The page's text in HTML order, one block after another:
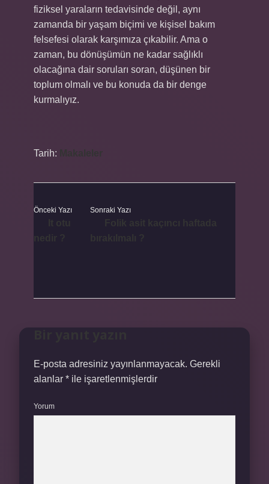
fiziksel yaraların tedavisinde değil, aynı
zamanda bir yaşam biçimi ve kişisel bakım
felsefesi olarak karşımıza çıkabilir. Ama o
zaman, bu dönüşümün ne kadar sağlıklı
olacağına dair soruları soran, düşünen bir
toplum olmalı ve bu konuda da bir denge
kurmalıyız.
Tarih:
Önceki Yazı Sonraki Yazı
E-posta adresiniz yayınlanmayacak. Gerekli
alanlar * ile işaretlenmişlerdir
Yorum